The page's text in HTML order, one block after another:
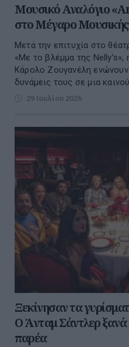
Μουσικό Αναλόγιο
στο Μέγαρο
Μετά την επιτυχία στο
«Με το βλέμμα της
Κάρολο Ζουγανέλη
δυνάμεις τους σε μια
29 Ιουλίου 2026
Ξεκίνησαν τα
Ο Άνταμ Σάντλερ
παρέα